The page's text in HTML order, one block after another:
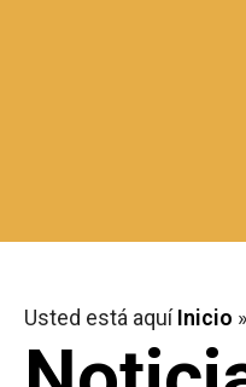
Usted está aquí Inicio »